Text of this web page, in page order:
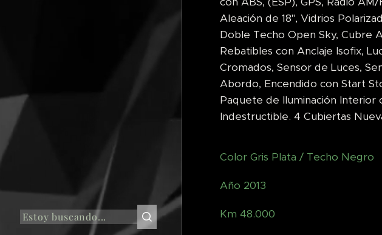
Aleación de 18", Vidrios
Doble Techo Open Sky, Cubre
Rebatibles con Anclaje Isofix,
Cromados, Sensor de Luces,
Abordo, Encendido con Start
Paquete de Iluminación Interior
Indestructible. 4 Cubiertas
Color Gris Plata / Techo Negro
Año 2013
Km 48.000